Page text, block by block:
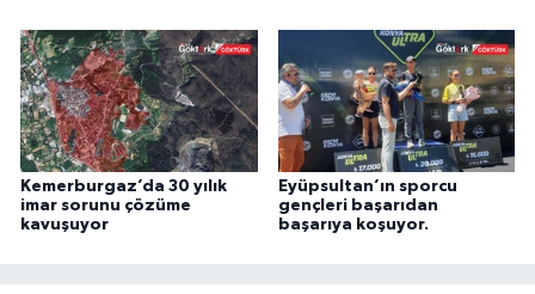
Kemerburgaz’da 30 yılık
imar sorunu çözüme
kavuşuyor
Eyüpsultan’ın sporcu
gençleri başarıdan
başarıya koşuyor.